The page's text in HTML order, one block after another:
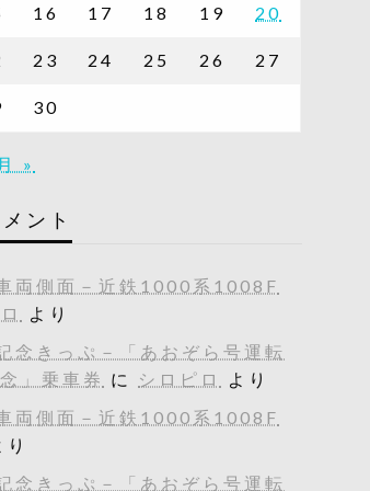
16 17 18 19 20
23 24 25 26 27
30
»
ント
両側面－近鉄1000系1008F
より
念きっぷ－「あおぞら号運転
」乗車券 に シロピロ
より
両側面－近鉄1000系1008F
り
念きっぷ－「あおぞら号運転